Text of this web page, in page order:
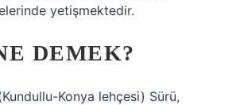
yetişmektedir.
DEMEK?
Konya lehçesi) Sürü,